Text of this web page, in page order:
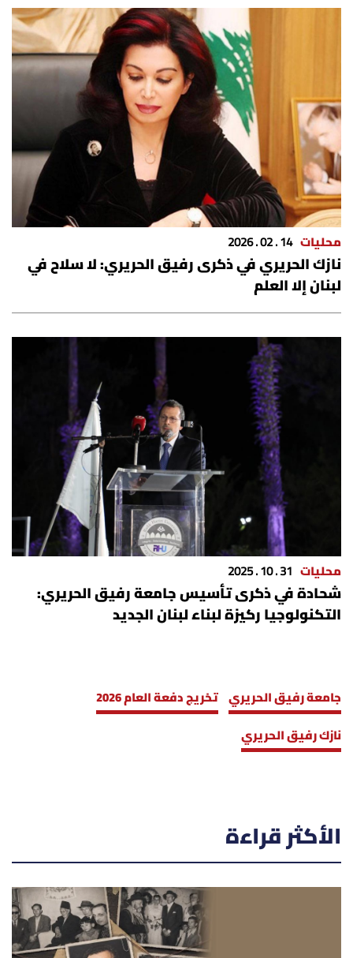
محليات 14 . 02 . 2026
نازك الحريري في ذكرى رفيق الحريري: لا سلاح في
لبنان إلا العلم
محليات 31 . 10 . 2025
شحادة في ذكرى تأسيس جامعة رفيق الحريري:
التكنولوجيا ركيزة لبناء لبنان الجديد
جامعة رفيق الحريري تخريج دفعة العام 2026
نازك رفيق الحريري
الأكثر قراءة